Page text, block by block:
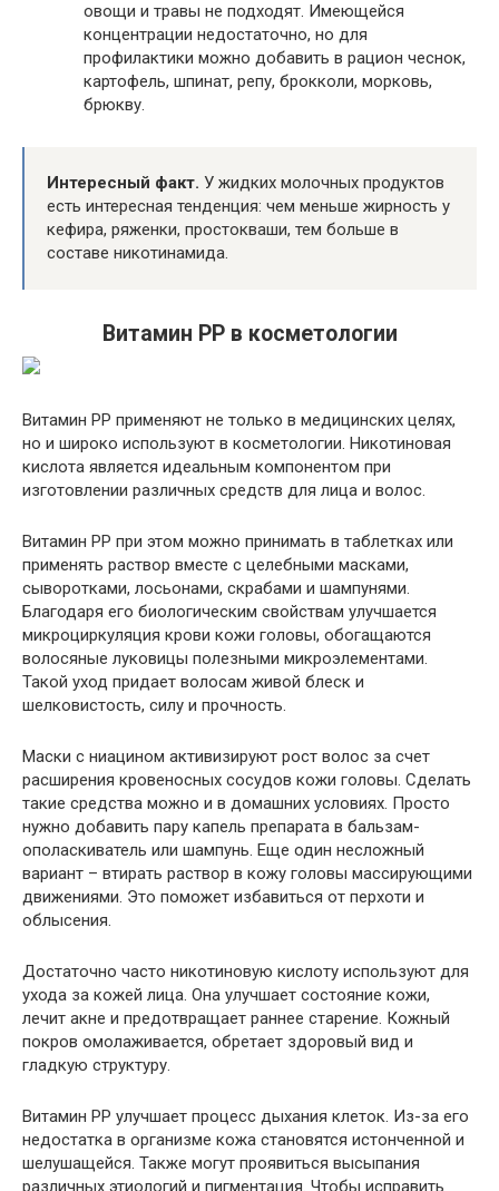
овощи и травы не подходят. Имеющейся
концентрации недостаточно, но для
профилактики можно добавить в рацион чеснок,
картофель, шпинат, репу, брокколи, морковь,
брюкву.
Интересный факт. У жидких молочных продуктов
есть интересная тенденция: чем меньше жирность у
кефира, ряженки, простокваши, тем больше в
составе никотинамида.
Витамин PP в косметологии
Витамин PP применяют не только в медицинских целях,
но и широко используют в косметологии. Никотиновая
кислота является идеальным компонентом при
изготовлении различных средств для лица и волос.
Витамин РР при этом можно принимать в таблетках или
применять раствор вместе с целебными масками,
сыворотками, лосьонами, скрабами и шампунями.
Благодаря его биологическим свойствам улучшается
микроциркуляция крови кожи головы, обогащаются
волосяные луковицы полезными микроэлементами.
Такой уход придает волосам живой блеск и
шелковистость, силу и прочность.
Маски с ниацином активизируют рост волос за счет
расширения кровеносных сосудов кожи головы. Сделать
такие средства можно и в домашних условиях. Просто
нужно добавить пару капель препарата в бальзам-
ополаскиватель или шампунь. Еще один несложный
вариант – втирать раствор в кожу головы массирующими
движениями. Это поможет избавиться от перхоти и
облысения.
Достаточно часто никотиновую кислоту используют для
ухода за кожей лица. Она улучшает состояние кожи,
лечит акне и предотвращает раннее старение. Кожный
покров омолаживается, обретает здоровый вид и
гладкую структуру.
Витамин PP улучшает процесс дыхания клеток. Из-за его
недостатка в организме кожа становятся истонченной и
шелушащейся. Также могут проявиться высыпания
различных этиологий и пигментация. Чтобы исправить